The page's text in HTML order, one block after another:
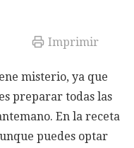
Imprimir
misterio, ya que
preparar todas las
En la receta
puedes optar